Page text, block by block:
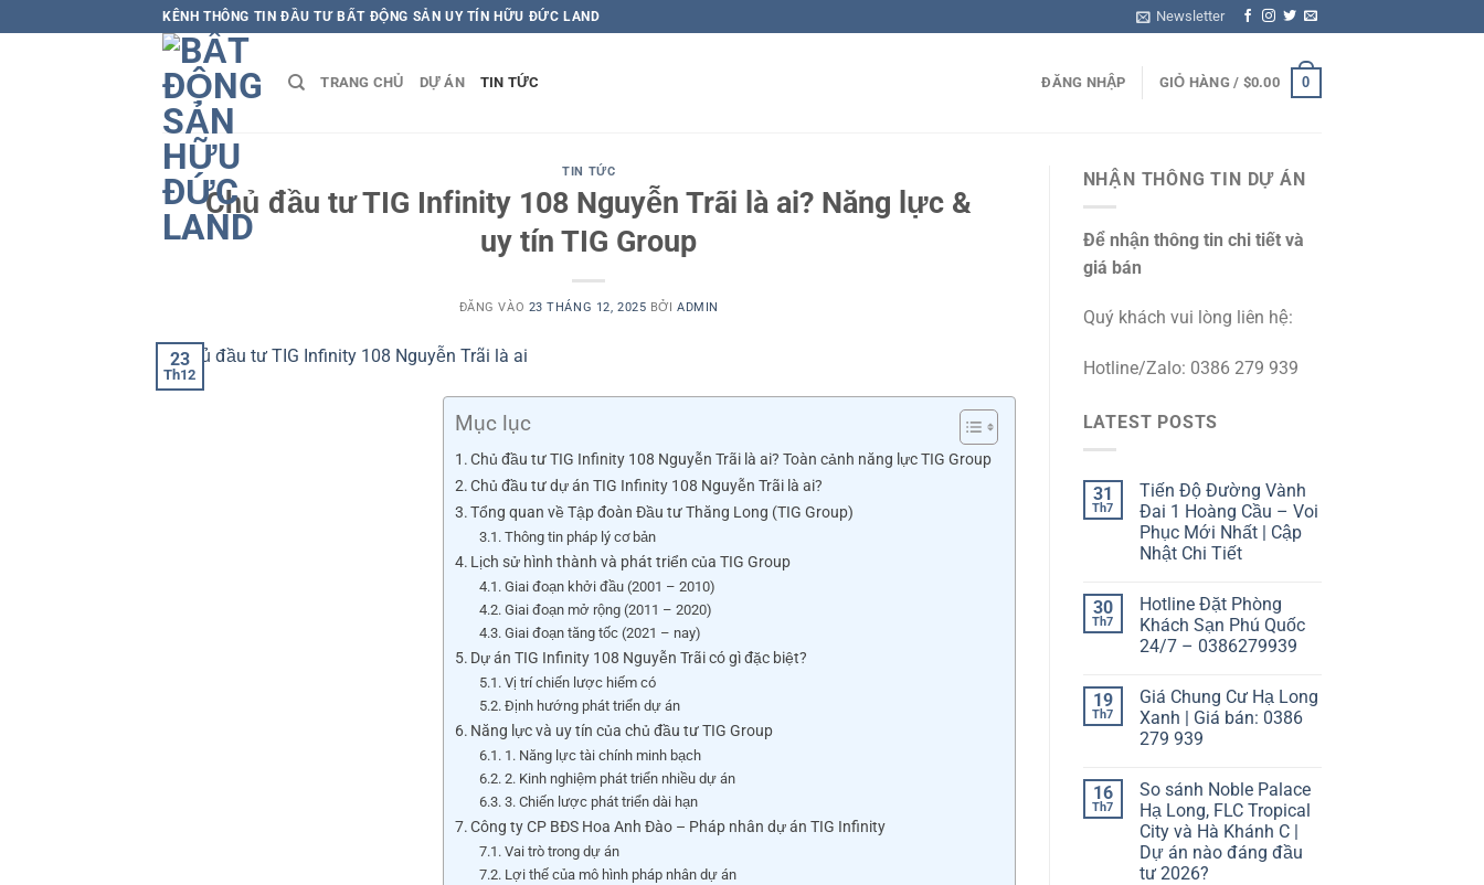
qua
KÊNH THÔNG TIN ĐẦU TƯ BẤT ĐỘNG SẢN UY TÍN HỮU ĐỨC LAND Newsletter
TRANG CHỦ DỰ ÁN TIN TỨC ĐĂNG NHẬP GIỎ HÀNG / $0.00 0
TIN TỨC
Chủ đầu tư TIG Infinity 108 Nguyễn Trãi là ai? Năng lực &
uy tín TIG Group
ĐĂNG VÀO 23 THÁNG 12, 2025 BỞIADMIN
23
Th12
Mục lục
Chủ đầu tư TIG Infinity 108 Nguyễn Trãi là ai? Toàn cảnh năng lực TIG Group
Chủ đầu tư dự án TIG Infinity 108 Nguyễn Trãi là ai?
Tổng quan về Tập đoàn Đầu tư Thăng Long (TIG Group)
Thông tin pháp lý cơ bản
Lịch sử hình thành và phát triển của TIG Group
Giai đoạn khởi đầu (2001 – 2010)
Giai đoạn mở rộng (2011 – 2020)
Giai đoạn tăng tốc (2021 – nay)
Dự án TIG Infinity 108 Nguyễn Trãi có gì đặc biệt?
Vị trí chiến lược hiếm có
Định hướng phát triển dự án
Năng lực và uy tín của chủ đầu tư TIG Group
1. Năng lực tài chính minh bạch
2. Kinh nghiệm phát triển nhiều dự án
3. Chiến lược phát triển dài hạn
Công ty CP BĐS Hoa Anh Đào – Pháp nhân dự án TIG Infinity
Vai trò trong dự án
Lợi thế của mô hình pháp nhân dự án
NHẬN THÔNG TIN DỰ ÁN
Để nhận thông tin chi tiết và
giá bán
Quý khách vui lòng liên hệ:
Hotline/Zalo: 0386 279 939
LATEST POSTS
31
Th7
Tiến Độ Đường Vành
Đai 1 Hoàng Cầu – Voi
Phục Mới Nhất | Cập
Nhật Chi Tiết
30
Th7
Hotline Đặt Phòng
Khách Sạn Phú Quốc
24/7 – 0386279939
19
Th7
Giá Chung Cư Hạ Long
Xanh | Giá bán: 0386
279 939
16
Th7
So sánh Noble Palace
Hạ Long, FLC Tropical
City và Hà Khánh C |
Dự án nào đáng đầu
tư 2026?